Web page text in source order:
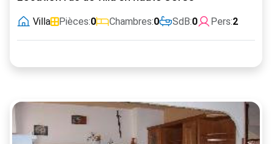
Villa Pièces:0 Chambres:0 SdB:0 Pers:2